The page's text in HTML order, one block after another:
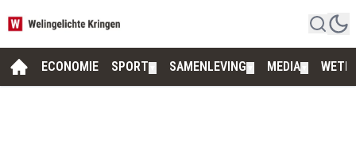
ECONOMIE SPORT SAMENLEVING MEDIA